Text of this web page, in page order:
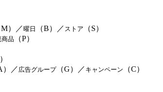
M）／曜日 （B）／ ストア
（S）
商品
（P）
）／広告グループ（G）／ キャンペーン （C）